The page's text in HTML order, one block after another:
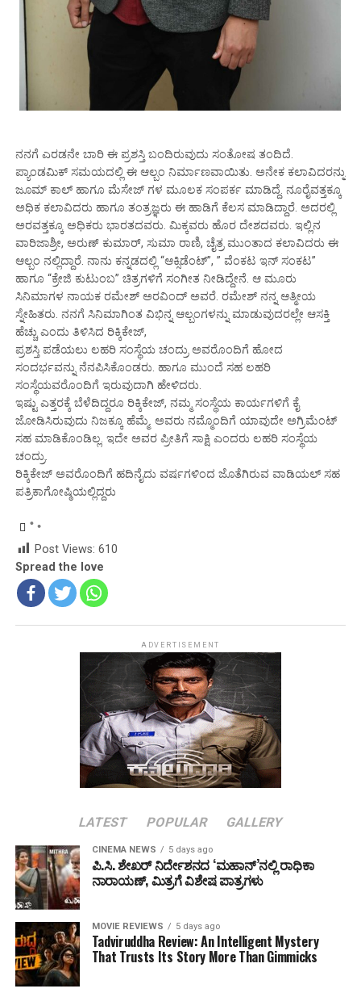
ನನಗೆ ಎರಡನೇ ಬಾರಿ ಈ ಪ್ರಶಸ್ತಿ ಬಂದಿರುವುದು ಸಂತೋಷ ತಂದಿದೆ.
ಪ್ಯಾಂಡಮಿಕ್ ಸಮಯದಲ್ಲಿ ಈ ಆಲ್ಬಂ ನಿರ್ಮಾಣವಾಯಿತು. ಅನೇಕ ಕಲಾವಿದರನ್ನು
ಜೂಮ್ ಕಾಲ್ ಹಾಗೂ ಮೆಸೇಜ್ ಗಳ ಮೂಲಕ ಸಂಪರ್ಕ ಮಾಡಿದ್ದೆ. ನೂರೈವತ್ತಕ್ಕೂ
ಅಧಿಕ ಕಲಾವಿದರು ಹಾಗೂ ತಂತ್ರಜ್ಞರು ಈ ಹಾಡಿಗೆ ಕೆಲಸ ಮಾಡಿದ್ದಾರೆ. ಅದರಲ್ಲಿ
‌ಅರವತ್ತಕ್ಕೂ ಅಧಿಕರು ಭಾರತದವರು. ಮಿಕ್ಕವರು ಹೊರ ದೇಶದವರು. ಇಲ್ಲಿನ
ವಾರಿಜಾಶ್ರೀ, ಅರುಣ್ ಕುಮಾರ್, ಸುಮಾ ರಾಣಿ, ಚೈತ್ರ ಮುಂತಾದ ಕಲಾವಿದರು ಈ
ಆಲ್ಬಂ ನಲ್ಲಿದ್ದಾರೆ. ನಾನು ಕನ್ನಡದಲ್ಲಿ “ಆಕ್ಸಿಡೆಂಟ್”, ” ವೆಂಕಟ ಇನ್ ಸಂಕಟ”
ಹಾಗೂ “ಕ್ರೇಜಿ ಕುಟುಂಬ” ಚಿತ್ರಗಳಿಗೆ ಸಂಗೀತ ನೀಡಿದ್ದೇನೆ. ಆ ಮೂರು
ಸಿನಿಮಾಗಳ ನಾಯಕ ರಮೇಶ್ ಅರವಿಂದ್ ಅವರೆ. ರಮೇಶ್ ನನ್ನ ಆತ್ಮೀಯ
ಸ್ನೇಹಿತರು. ನನಗೆ ಸಿನಿಮಾಗಿಂತ ವಿಭಿನ್ನ ಆಲ್ಬಂಗಳನ್ನು ಮಾಡುವುದರಲ್ಲೇ ಆಸಕ್ತಿ
ಹೆಚ್ಚು ಎಂದು ತಿಳಿಸಿದ ರಿಕ್ಕಿಕೇಜ್,
ಪ್ರಶಸ್ತಿ ಪಡೆಯಲು ಲಹರಿ ಸಂಸ್ಥೆಯ ಚಂದ್ರು ಅವರೊಂದಿಗೆ ಹೋದ
ಸಂದರ್ಭವನ್ನು ನೆನಪಿಸಿಕೊಂಡರು. ಹಾಗೂ ಮುಂದೆ ಸಹ ಲಹರಿ
ಸಂಸ್ಥೆಯವರೊಂದಿಗೆ ಇರುವುದಾಗಿ ಹೇಳಿದರು.
ಇಷ್ಟು ಎತ್ತರಕ್ಕೆ ಬೆಳೆದಿದ್ದರೂ ರಿಕ್ಕಿಕೇಜ್, ನಮ್ಮ ಸಂಸ್ಥೆಯ ಕಾರ್ಯಗಳಿಗೆ ಕೈ
ಜೋಡಿಸಿರುವುದು ನಿಜಕ್ಕೂ ಹೆಮ್ಮೆ. ಅವರು ನಮ್ಮೊಂದಿಗೆ ಯಾವುದೇ ಅಗ್ರಿಮೆಂಟ್
ಸಹ ಮಾಡಿಕೊಂಡಿಲ್ಲ. ಇದೇ ಅವರ ಪ್ರೀತಿಗೆ ಸಾಕ್ಷಿ ಎಂದರು ಲಹರಿ ಸಂಸ್ಥೆಯ
ಚಂದ್ರು.
ರಿಕ್ಕಿಕೇಜ್ ಅವರೊಂದಿಗೆ ಹದಿನೈದು ವರ್ಷಗಳಿಂದ ಜೊತೆಗಿರುವ ವಾಡಿಯಲ್ ಸಹ
ಪತ್ರಿಕಾಗೋಷ್ಠಿಯಲ್ಲಿದ್ದರು
Post Views: 610
Spread the love
ADVERTISEMENT
LATEST POPULAR GALLERY
CINEMA NEWS 5 days ago
ಪಿ.ಸಿ. ಶೇಖರ್ ನಿರ್ದೇಶನದ ‘ಮಹಾನ್’ನಲ್ಲಿ ರಾಧಿಕಾ
ನಾರಾಯಣ್, ಮಿತ್ರಗೆ ವಿಶೇಷ ಪಾತ್ರಗಳು
MOVIE REVIEWS 5 days ago
Tadviruddha Review: An Intelligent Mystery
That Trusts Its Story More Than Gimmicks